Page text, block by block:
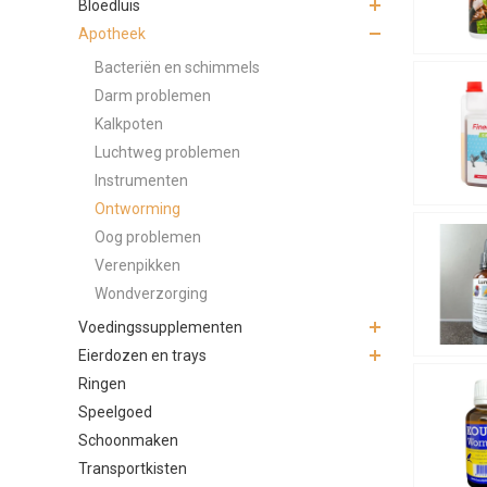
Bloedluis
Apotheek
Bacteriën en schimmels
Darm problemen
Kalkpoten
Luchtweg problemen
Instrumenten
Ontworming
Oog problemen
Verenpikken
Wondverzorging
Voedingssupplementen
Eierdozen en trays
Ringen
Speelgoed
Schoonmaken
Transportkisten
snavel.
Hoe
Dit hangt
groepen
Wat
hygiëne
ontwormen.